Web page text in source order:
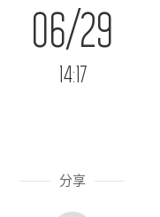
06/29
14:17
分享